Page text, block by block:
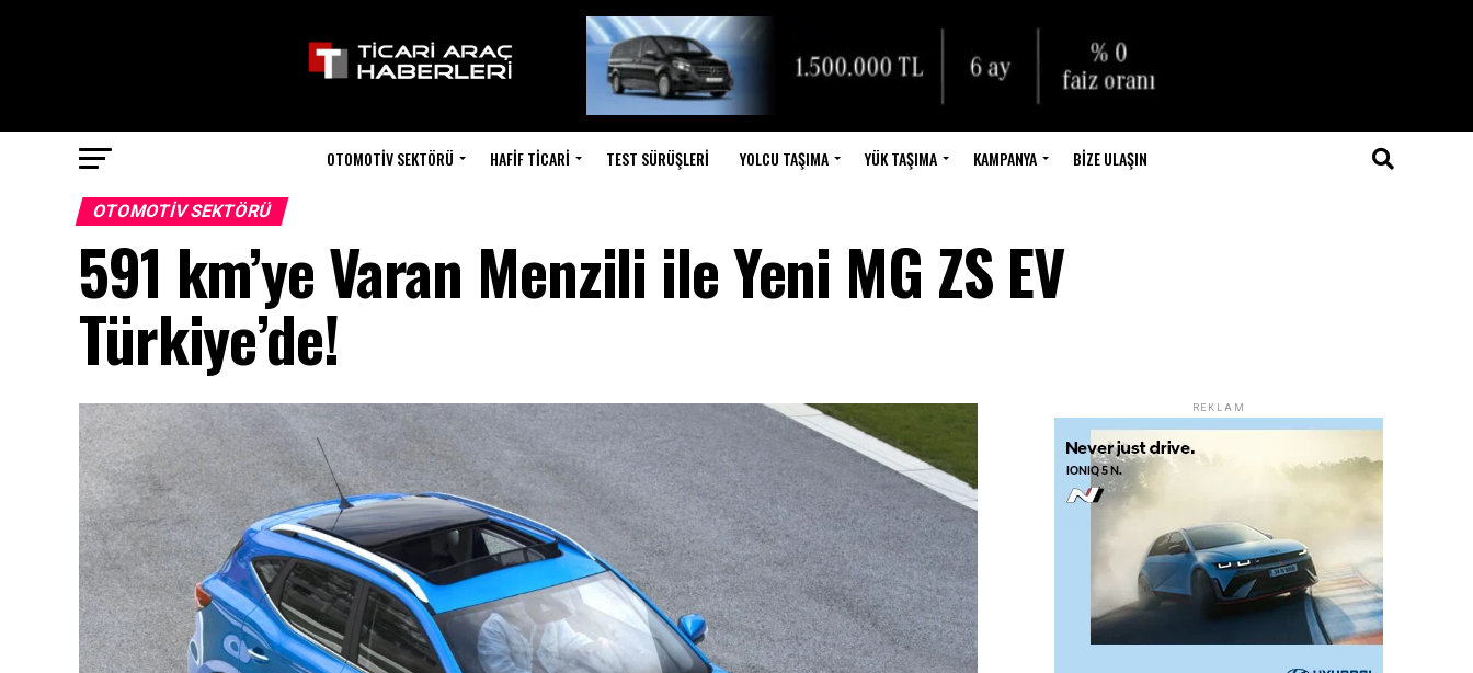
OTOMOTIV SEKTÖRÜ HAFIF TICARI TEST SÜRÜŞLERI YOLCU TAŞIMA YÜK TAŞIMA KAMPANYA BIZE ULAŞIN
OTOMOTIV SEKTÖRÜ
591 km’ye Varan Menzili ile Yeni MG ZS EV
Türkiye’de!
REKLAM